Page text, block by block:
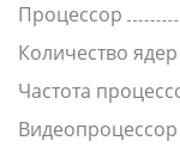
Процессор
Количество
Частота
Видеопроцессор